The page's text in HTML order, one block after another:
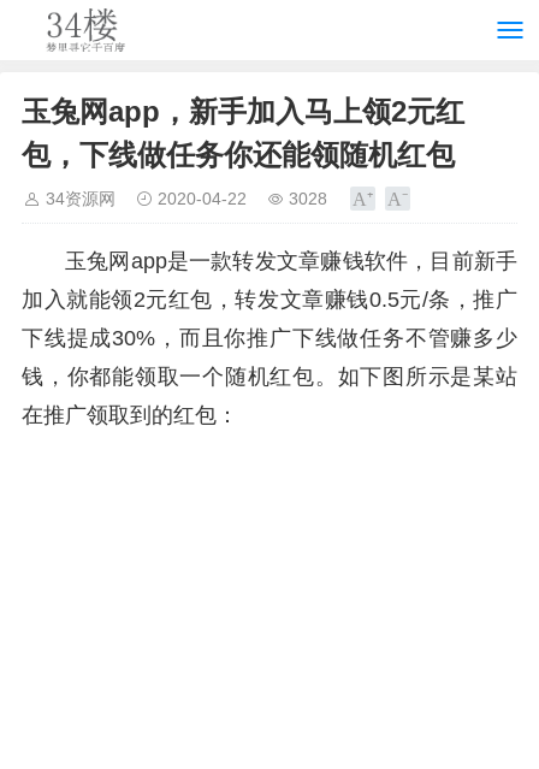
玉兔网app，新手加入马上领2元红
包，下线做任务你还能领随机红包
34资源网 2020-04-22 3028
玉兔网app是一款转发文章赚钱软件，目前新手
加入就能领2元红包，转发文章赚钱0.5元/条，推广
下线提成30%，而且你推广下线做任务不管赚多少
钱，你都能领取一个随机红包。如下图所示是某站
在推广领取到的红包：